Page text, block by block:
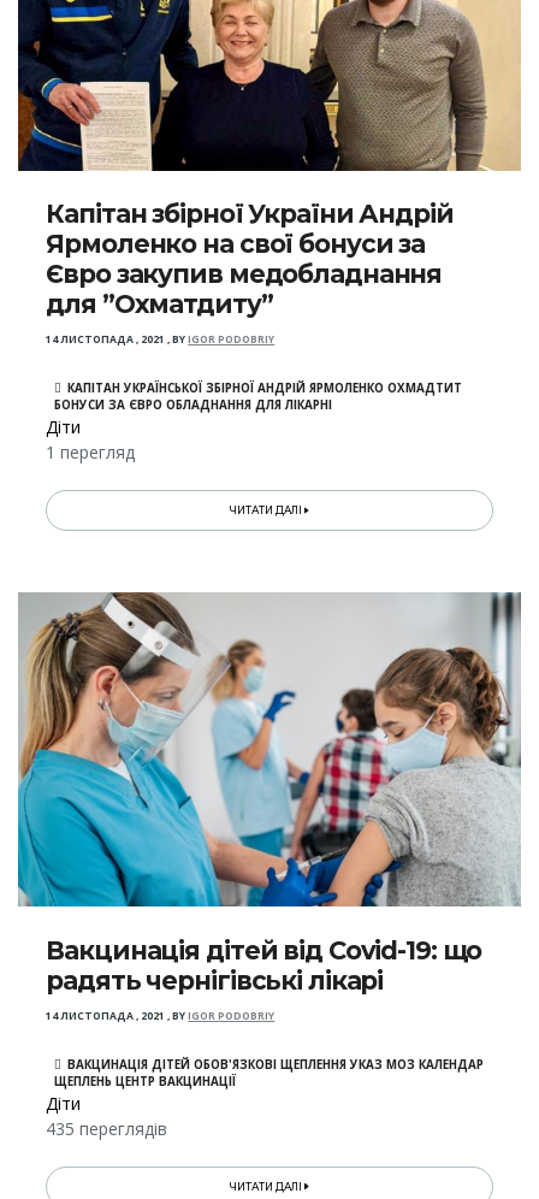
Капітан збірної України Андрій
Ярмоленко на свої бонуси за
Євро закупив медобладнання
для ”Охматдиту”
14 ЛИСТОПАДА , 2021 ,BYIGOR PODOBRIY
КАПІТАН УКРАЇНСЬКОЇ ЗБІРНОЇ АНДРІЙ ЯРМОЛЕНКО ОХМАДТИТ
БОНУСИ ЗА ЄВРО ОБЛАДНАННЯ ДЛЯ ЛІКАРНІ
Діти
1 перегляд
ЧИТАТИ ДАЛІ
Вакцинація дітей від Covid-19: що
радять чернігівські лікарі
14 ЛИСТОПАДА , 2021 ,BYIGOR PODOBRIY
ВАКЦИНАЦІЯ ДІТЕЙ ОБОВ'ЯЗКОВІ ЩЕПЛЕННЯ УКАЗ МОЗ КАЛЕНДАР
ЩЕПЛЕНЬ ЦЕНТР ВАКЦИНАЦІЇ
Діти
435 переглядів
ЧИТАТИ ДАЛІ